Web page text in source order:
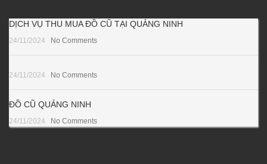
DỊCH VỤ THU MUA ĐỒ CŨ TẠI QUẢNG NINH
24/11/2024 No Comments
24/11/2024 No Comments
ĐỒ CŨ QUẢNG NINH
24/11/2024 No Comments